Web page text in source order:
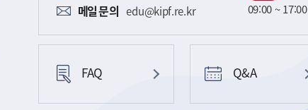
메일문의 edu@kipf.re.kr 09:00 ~ 17:00
FAQ Q&A